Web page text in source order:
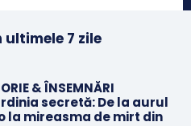
7 zile
& ÎNSEMNĂRI
secretă: De la aurul
la mireasma de mirt din